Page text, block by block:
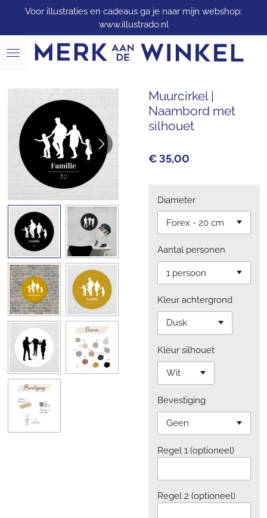
naar
de
hoofdinhoud
Voor illustraties en cadeaus ga je naar mijn webshop:
www.illustrado.nl
Muurcirkel |
Naambord met
silhouet
€ 35,00
Diameter
Aantal personen
Kleur achtergrond
Kleur silhouet
Bevestiging
Regel 1 (optioneel)
Regel 2 (optioneel)